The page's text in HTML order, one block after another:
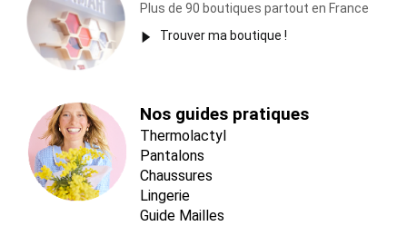
Plus de 90 boutiques partout en France
Trouver ma boutique !
Nos guides pratiques
Thermolactyl
Pantalons
Chaussures
Lingerie
Guide Mailles